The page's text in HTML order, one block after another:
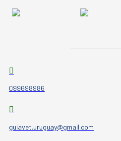
099698986
guiavet.uruguay@gmail.com